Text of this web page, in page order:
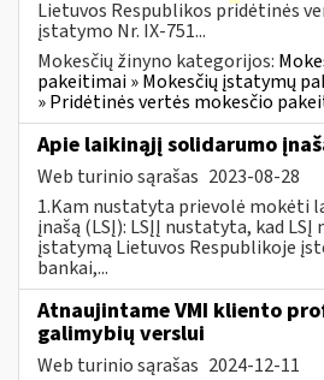
Lietuvos Respublikos pridėtinės
įstatymo Nr. IX-751...
Mokesčių žinyno kategorijos:
pakeitimai » Mokesčių įstatymų
» Pridėtinės vertės mokesčio
Apie laikinąjį solidarumo
Web turinio sąrašas 2023-08-28
1.Kam nustatyta prievolė mokėti
įnašą (LSĮ): LSĮĮ nustatyta, kad LSĮ
įstatymą Lietuvos Respublikoje
bankai,...
Atnaujintame VMI kliento
galimybių verslui
Web turinio sąrašas 2024-12-11